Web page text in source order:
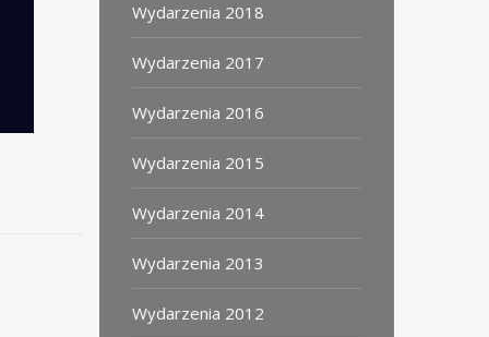
Wydarzenia 2018
Wydarzenia 2017
Wydarzenia 2016
Wydarzenia 2015
Wydarzenia 2014
Wydarzenia 2013
Wydarzenia 2012